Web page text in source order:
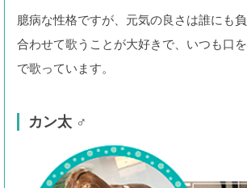
臆病な性格ですが、元気の良さは誰にも
合わせて歌うことが大好きで、いつも口
で歌っています。
カン太 ♂